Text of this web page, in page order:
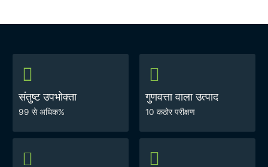
संतुष्ट उपभोक्ता
99 से अधिक%
गुणवत्ता वाला उत्पाद
10 कठोर परीक्षण